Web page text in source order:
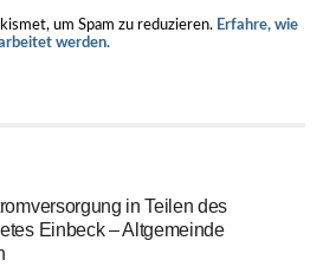
um Spam zu reduzieren. Erfahre, wie
werden.
in Teilen des
Einbeck – Altgemeinde